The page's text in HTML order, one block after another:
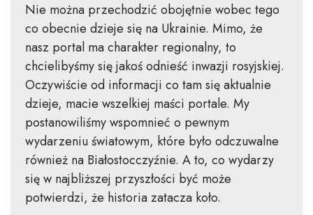
Nie można przechodzić obojętnie wobec tego
co obecnie dzieje się na Ukrainie. Mimo, że
nasz portal ma charakter regionalny, to
chcielibyśmy się jakoś odnieść inwazji rosyjskiej.
Oczywiście od informacji co tam się aktualnie
dzieje, macie wszelkiej maści portale. My
postanowiliśmy wspomnieć o pewnym
wydarzeniu światowym, które było odczuwalne
również na Białostocczyźnie. A to, co wydarzy
się w najbliższej przyszłości być może
potwierdzi, że historia zatacza koło.